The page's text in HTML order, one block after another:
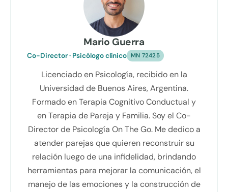
Mario Guerra
Co-Director · Psicólogo clínico MN 72425
Licenciado en Psicología, recibido en la
Universidad de Buenos Aires, Argentina.
Formado en Terapia Cognitivo Conductual y
en Terapia de Pareja y Familia. Soy el Co-
Director de Psicología On The Go. Me dedico a
atender parejas que quieren reconstruir su
relación luego de una infidelidad, brindando
herramientas para mejorar la comunicación, el
manejo de las emociones y la construcción de